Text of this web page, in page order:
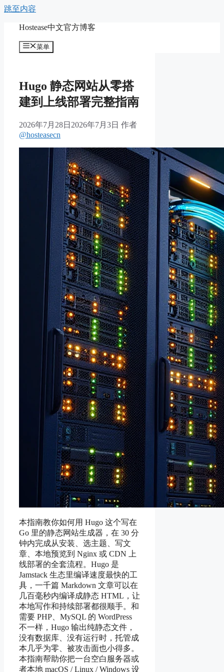
跳至内容
Hostease中文官方博客
菜单
Hugo 静态网站从零搭
建到上线部署完整指南
2026年7月28日 2026年7月3日 作者
@hosteasecn
本指南教你如何用 Hugo 这个写在
Go 里的静态网站生成器，在 30 分
钟内完成从安装、选主题、写文
章、本地预览到 Nginx 或 CDN 上
线部署的全套流程。Hugo 是
Jamstack 生态里编译速度最快的工
具，一千篇 Markdown 文章可以在
几百毫秒内编译成静态 HTML，让
本地写作和持续部署都很顺手。和
需要 PHP、MySQL 的 WordPress
不一样，Hugo 输出纯静态文件，
没有数据库、没有运行时，托管成
本几乎为零、被攻击面也小得多。
本指南帮助你把一台空白服务器或
者本地 macOS / Linux / Windows 设